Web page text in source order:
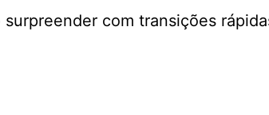
com transições